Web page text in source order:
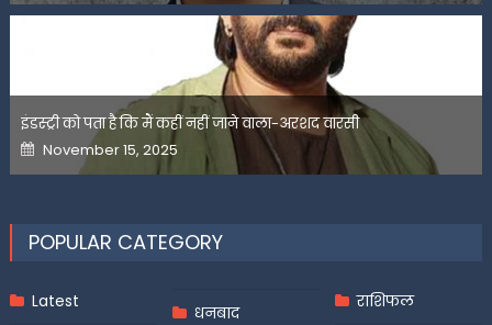
इंडस्ट्री को पता है कि मैं कहीं नहीं जाने वाला-अरशद वारसी
Posted
on
November 15, 2025
POPULAR CATEGORY
Latest
धनबाद
राशिफल